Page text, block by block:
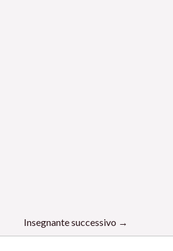
Insegnante successivo →